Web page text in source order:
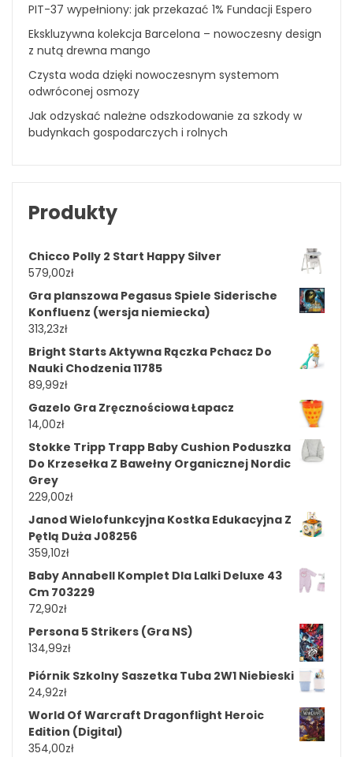
PIT-37 wypełniony: jak przekazać 1% Fundacji Espero
Ekskluzywna kolekcja Barcelona – nowoczesny design
z nutą drewna mango
Czysta woda dzięki nowoczesnym systemom
odwróconej osmozy
Jak odzyskać należne odszkodowanie za szkody w
budynkach gospodarczych i rolnych
Produkty
Chicco Polly 2 Start Happy Silver
579,00zł
Gra planszowa Pegasus Spiele Siderische
Konfluenz (wersja niemiecka)
313,23zł
Bright Starts Aktywna Rączka Pchacz Do
Nauki Chodzenia 11785
89,99zł
Gazelo Gra Zręcznościowa Łapacz
14,00zł
Stokke Tripp Trapp Baby Cushion Poduszka
Do Krzesełka Z Bawełny Organicznej Nordic
Grey
229,00zł
Janod Wielofunkcyjna Kostka Edukacyjna Z
Pętlą Duża J08256
359,10zł
Baby Annabell Komplet Dla Lalki Deluxe 43
Cm 703229
72,90zł
Persona 5 Strikers (Gra NS)
134,99zł
Piórnik Szkolny Saszetka Tuba 2W1 Niebieski
24,92zł
World Of Warcraft Dragonflight Heroic
Edition (Digital)
354,00zł